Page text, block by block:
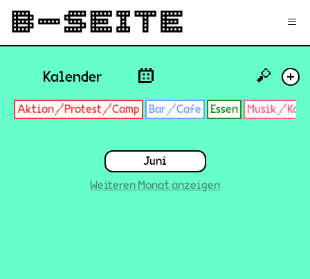
≡
Kalender +
🔎
Aktion/Protest/Camp Bar/Cafe Essen Musik/
Juni
Weiteren Monat anzeigen